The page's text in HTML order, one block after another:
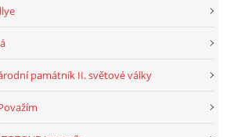
památník II. světové války